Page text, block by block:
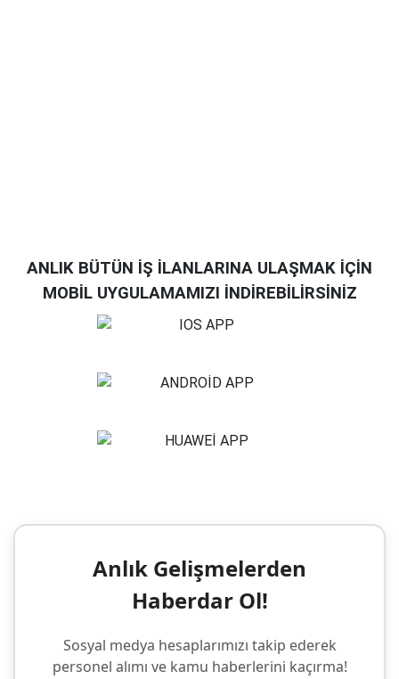
ANLIK BÜTÜN İŞ İLANLARINA ULAŞMAK İÇİN
MOBİL UYGULAMAMIZI İNDİREBİLİRSİNİZ
Anlık Gelişmelerden
Haberdar Ol!
Sosyal medya hesaplarımızı takip ederek
personel alımı ve kamu haberlerini kaçırma!